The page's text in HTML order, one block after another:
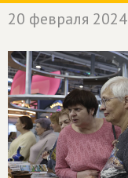
20 февраля 2024